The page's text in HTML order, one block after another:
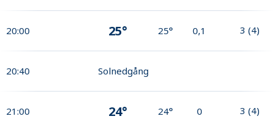
20:00 25° 25° 0,1 3 (4)
20:40 Solnedgång
21:00 24° 24° 0 3 (4)